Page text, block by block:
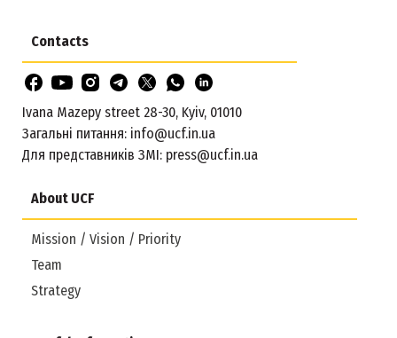
About UCF
Mission / Vision / Priority
Team
Strategy
Contacts
Ivana Mazepy street 28-30, Kyiv, 01010
Загальні питання: info@ucf.in.ua
Для представників ЗМІ: press@ucf.in.ua